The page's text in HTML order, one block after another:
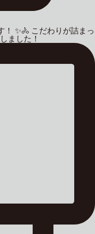
！ ✨🚴 こだわりが詰まっ
ました！